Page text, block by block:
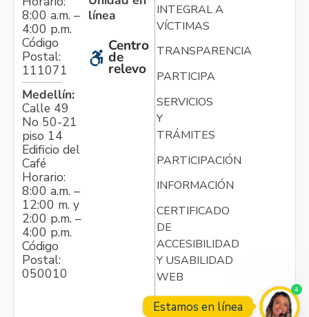
8:00 a.m. –
4:00 p.m.
Código
Postal:
111071
Medellín:
Calle 49
No 50-21
piso 14
Edificio del
Café
Horario:
8:00 a.m. –
12:00 m. y
2:00 p.m. –
4:00 p.m.
Código
Postal:
050010
línea
Centro
de
relevo
INTEGRAL A
VÍCTIMAS
TRANSPARENCIA
PARTICIPA
SERVICIOS
Y
TRÁMITES
PARTICIPACIÓN
INFORMACIÓN
CERTIFICADO
DE
ACCESIBILIDAD
Y USABILIDAD
WEB
Estamos en línea
4